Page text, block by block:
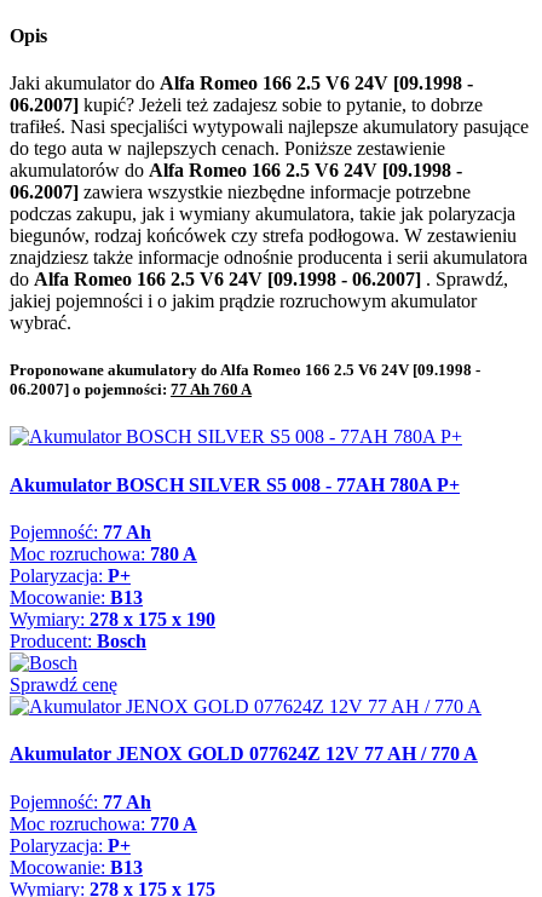
Opis
Jaki akumulator do Alfa Romeo 166 2.5 V6 24V [09.1998 -
06.2007] kupić? Jeżeli też zadajesz sobie to pytanie, to dobrze
trafiłeś. Nasi specjaliści wytypowali najlepsze akumulatory pasujące
do tego auta w najlepszych cenach. Poniższe zestawienie
akumulatorów do Alfa Romeo 166 2.5 V6 24V [09.1998 -
06.2007] zawiera wszystkie niezbędne informacje potrzebne
podczas zakupu, jak i wymiany akumulatora, takie jak polaryzacja
biegunów, rodzaj końcówek czy strefa podłogowa. W zestawieniu
znajdziesz także informacje odnośnie producenta i serii akumulatora
do Alfa Romeo 166 2.5 V6 24V [09.1998 - 06.2007] . Sprawdź,
jakiej pojemności i o jakim prądzie rozruchowym akumulator
wybrać.
Proponowane akumulatory do Alfa Romeo 166 2.5 V6 24V [09.1998 -
06.2007] o pojemności: 77 Ah 760 A
Akumulator BOSCH SILVER S5 008 - 77AH 780A P+
Pojemność: 77 Ah
Moc rozruchowa: 780 A
Polaryzacja: P+
Mocowanie: B13
Wymiary: 278 x 175 x 190
Producent: Bosch
Sprawdź cenę
Akumulator JENOX GOLD 077624Z 12V 77 AH / 770 A
Pojemność: 77 Ah
Moc rozruchowa: 770 A
Polaryzacja: P+
Mocowanie: B13
Wymiary: 278 x 175 x 175